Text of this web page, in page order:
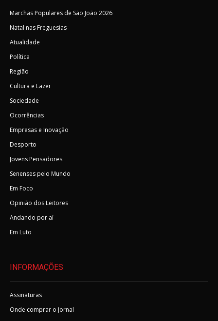
Marchas Populares de São João 2026
Natal nas Freguesias
Atualidade
Política
Região
Cultura e Lazer
Sociedade
Ocorrências
Empresas e Inovação
Desporto
Jovens Pensadores
Senenses pelo Mundo
Em Foco
Opinião dos Leitores
Andando por aí
Em Luto
INFORMAÇÕES
Assinaturas
Onde comprar o Jornal